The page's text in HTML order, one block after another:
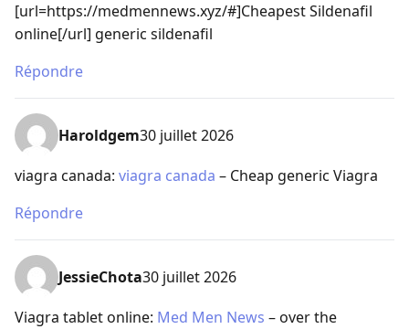
[url=https://medmennews.xyz/#]Cheapest Sildenafil
online[/url] generic sildenafil
Répondre
Haroldgem30 juillet 2026
viagra canada: viagra canada – Cheap generic Viagra
Répondre
JessieChota30 juillet 2026
Viagra tablet online: Med Men News – over the